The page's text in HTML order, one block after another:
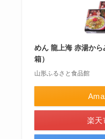
めん 龍上海 赤湯か
箱）
山形ふるさと食品館
楽天